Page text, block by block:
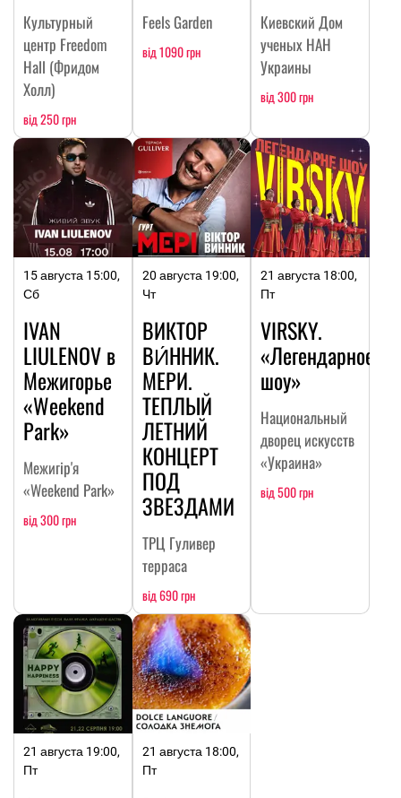
Культурный
центр Freedom
Hall (Фридом
Холл)
від 250 грн
Feels Garden
від 1090 грн
Киевский Дом
ученых НАН
Украины
від 300 грн
15 августа 15:00,
Сб
IVAN
LIULENOV в
Межигорье
«Weekend
Park»
Межигір'я
«Weekend Park»
від 300 грн
20 августа 19:00,
Чт
ВИКТОР
ВИ́ННИК.
МЕРИ.
ТЕПЛЫЙ
ЛЕТНИЙ
КОНЦЕРТ
ПОД
ЗВЕЗДАМИ
ТРЦ Гуливер
терраса
від 690 грн
21 августа 18:00,
Пт
VIRSKY.
«Легендарное
шоу»
Национальный
дворец искусств
«Украина»
від 500 грн
21 августа 19:00,
Пт
21 августа 18:00,
Пт